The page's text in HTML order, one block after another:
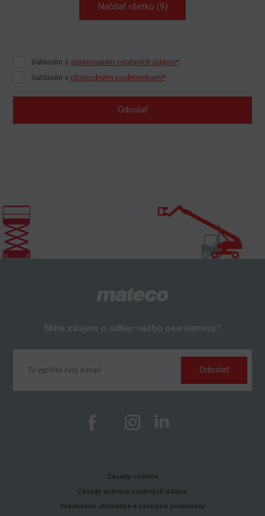
Načítať všetko (9)
Súhlasím s spracovaním osobných údajov*
Súhlasím s obchodnými podmienkami*
Odoslať
Máte záujem o odber nášho newsletteru?
Odoslať
Zásady cookies
Zásady ochrany osobných údajov
Všeobecné obchodné a servisné podmienky